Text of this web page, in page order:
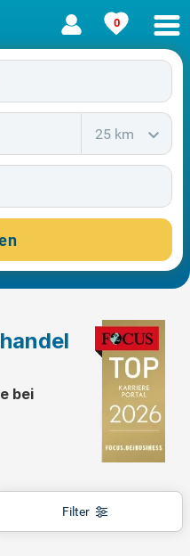
0
25 km
bei
Filter